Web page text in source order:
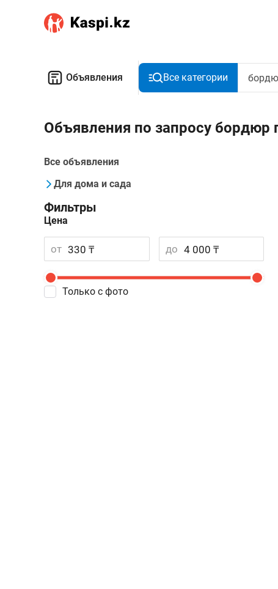
Объявления Все категории
Объявления по запросу бордюр
Все объявления
Для дома и сада
Фильтры
Цена
от до
Только с фото